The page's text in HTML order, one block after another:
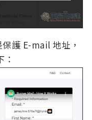
護 E-mail 地址，